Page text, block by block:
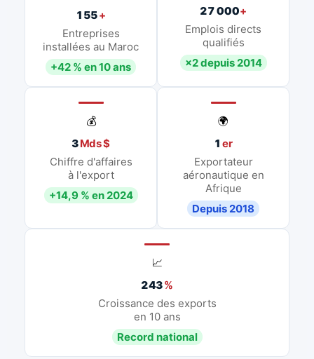
155+
Entreprises
installées au Maroc
+42 % en 10 ans
27 000+
Emplois directs
qualifiés
×2 depuis 2014
💰
3Mds $
Chiffre d'affaires
à l'export
+14,9 % en 2024
🌍
1 er
Exportateur
aéronautique en
Afrique
Depuis 2018
📈
243%
Croissance des exports
en 10 ans
Record national